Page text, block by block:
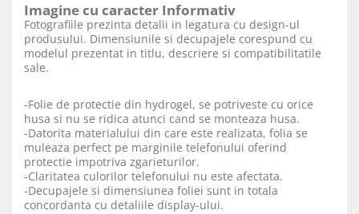
iPad
iPad Air 11 M3 (2025)
iPad Air 13 M3 (2025)
iPad Pro 11 Gen. 4 (2022)
Mac
iMac
MacBook Air
MacBook Pro
Neo
Căști și boxe portabile
Imagine cu caracter Informativ
Fotografiile prezinta detalii in legatura cu design-ul
produsului. Dimensiunile si decupajele corespund cu
modelul prezentat in titlu, descriere si compatibilitatile
sale.
-Folie de protectie din hydrogel, se potriveste cu orice
husa si nu se ridica atunci cand se monteaza husa.
-Datorita materialului din care este realizata, folia se
muleaza perfect pe marginile telefonului oferind
protectie impotriva zgarieturilor.
-Claritatea culorilor telefonului nu este afectata.
-Decupajele si dimensiunea foliei sunt in totala
concordanta cu detaliile display-ului.